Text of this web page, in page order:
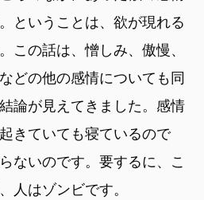
ということは、欲が現れる
この話は、憎しみ、傲慢、
どの他の感情についても同
論が見えてきました。感情
きていても寝ているので
ないのです。要するに、こ
人はゾンビです。